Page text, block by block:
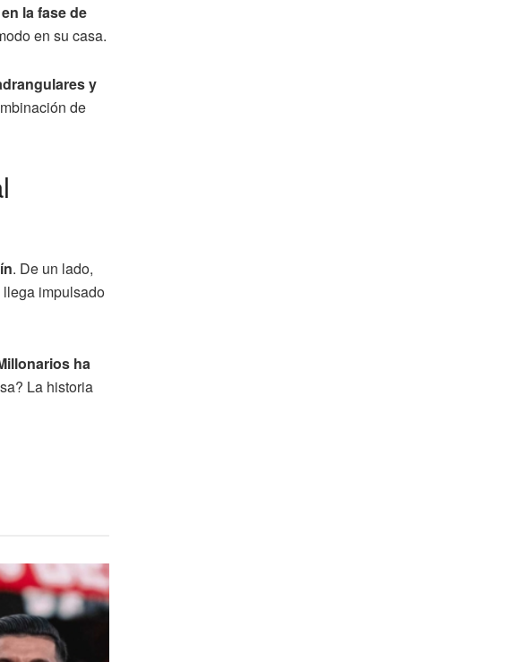
la fase de
en su casa.
y
de
. De un lado,
llega impulsado
ha
La historia